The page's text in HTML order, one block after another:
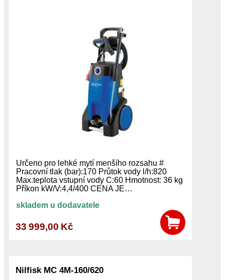
Určeno pro lehké mytí menšího rozsahu #
Pracovní tlak (bar):170 Průtok vody l/h:820
Max.teplota vstupní vody C:60 Hmotnost: 36 kg
Příkon kW/V:4,4/400 CENA JE…
skladem u dodavatele
33 999,00 Kč
Nilfisk MC 4M-160/620